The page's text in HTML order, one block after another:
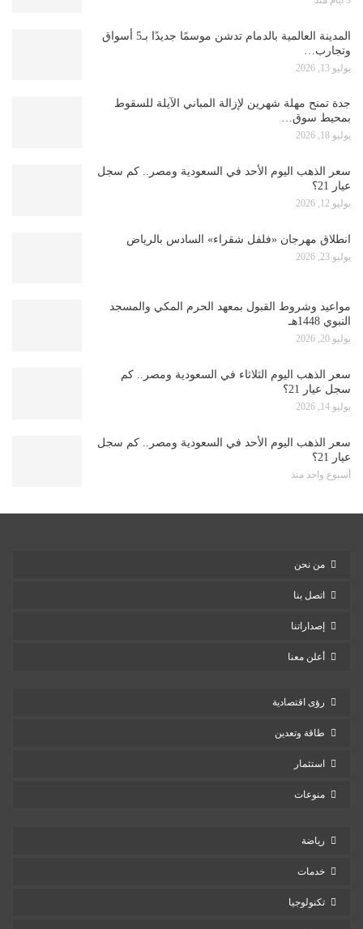
المدينة العالمية بالدمام تدشن موسمًا جديدًا بـ5 أسواق
وتجارب…
يوليو 13, 2026
جدة تمنح مهلة شهرين لإزالة المباني الآيلة للسقوط
بمحيط سوق…
يوليو 18, 2026
سعر الذهب اليوم الأحد في السعودية ومصر.. كم سجل
عيار 21؟
يوليو 12, 2026
انطلاق مهرجان «فلفل شقراء» السادس بالرياض
يوليو 23, 2026
مواعيد وشروط القبول بمعهد الحرم المكي والمسجد
النبوي 1448هـ
يوليو 20, 2026
سعر الذهب اليوم الثلاثاء في السعودية ومصر.. كم
سجل عيار 21؟
يوليو 14, 2026
سعر الذهب اليوم الأحد في السعودية ومصر.. كم سجل
عيار 21؟
أسبوع واحد منذ
من نحن
اتصل بنا
إصداراتنا
أعلن معنا
رؤى اقتصادية
طاقة وتعدين
استثمار
منوعات
رياضة
خدمات
تكنولوجيا